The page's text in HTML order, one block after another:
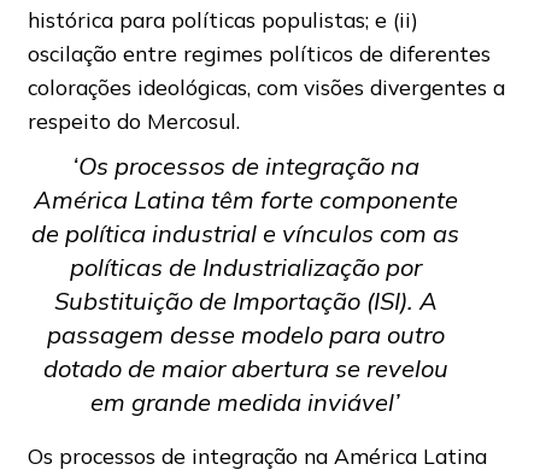
histórica para políticas populistas; e (ii)
oscilação entre regimes políticos de diferentes
colorações ideológicas, com visões divergentes a
respeito do Mercosul.
‘Os processos de integração na
América Latina têm forte componente
de política industrial e vínculos com as
políticas de Industrialização por
Substituição de Importação (ISI). A
passagem desse modelo para outro
dotado de maior abertura se revelou
em grande medida inviável’
Os processos de integração na América Latina